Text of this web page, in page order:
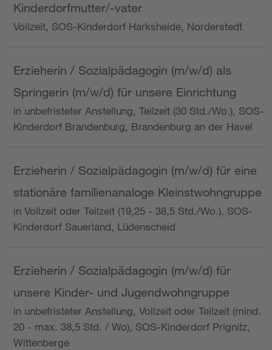
Kinderdorfmutter/-vater
Vollzeit, SOS-Kinderdorf Harksheide, Norderstedt
Erzieherin / Sozialpädagogin (m/w/d) als
Springerin (m/w/d) für unsere Einrichtung
in unbefristeter Anstellung, Teilzeit (30 Std./Wo.), SOS-
Kinderdorf Brandenburg, Brandenburg an der Havel
Erzieherin / Sozialpädagogin (m/w/d) für eine
stationäre familienanaloge Kleinstwohngruppe
in Vollzeit oder Teilzeit (19,25 - 38,5 Std./Wo.), SOS-
Kinderdorf Sauerland, Lüdenscheid
Erzieherin / Sozialpädagogin (m/w/d) für
unsere Kinder- und Jugendwohngruppe
in unbefristeter Anstellung, Vollzeit oder Teilzeit (mind.
20 - max. 38,5 Std. / Wo), SOS-Kinderdorf Prignitz,
Wittenberge